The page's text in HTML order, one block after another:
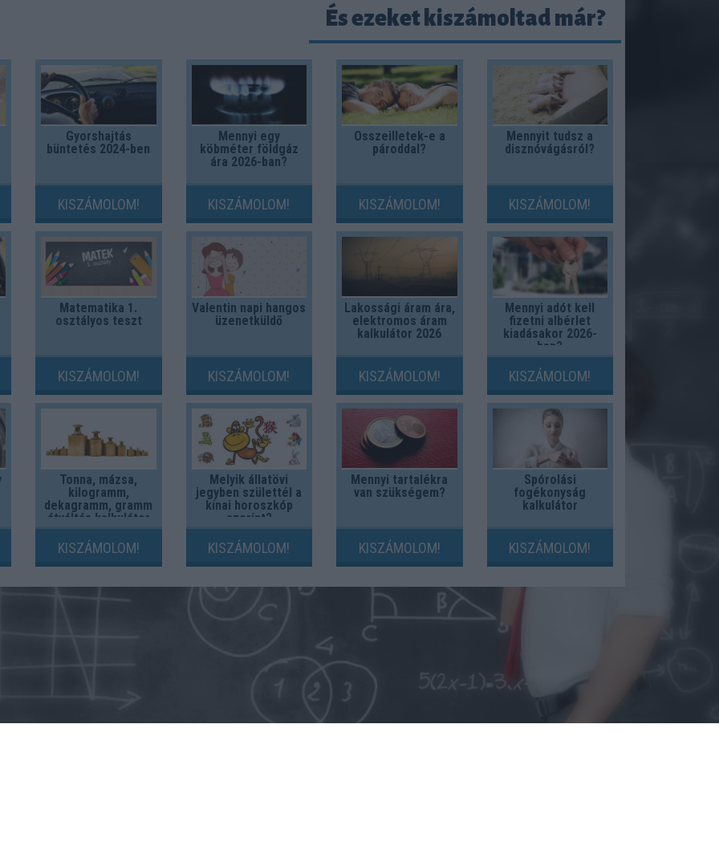
És ezeket kiszámoltad már?
Gyorshajtás
büntetés 2024-ben
KISZÁMOLOM!
Mennyi egy
köbméter földgáz
ára 2026-ban?
KISZÁMOLOM!
Összeilletek-e a
pároddal?
KISZÁMOLOM!
Mennyit tudsz a
disznóvágásról?
KISZÁMOLOM!
Matematika 1.
osztályos teszt
KISZÁMOLOM!
Valentin napi hangos
üzenetküldő
KISZÁMOLOM!
Lakossági áram ára,
elektromos áram
kalkulátor 2026
KISZÁMOLOM!
Mennyi adót kell
fizetni albérlet
kiadásakor 2026-
ban?
KISZÁMOLOM!
Tonna, mázsa,
kilogramm,
dekagramm, gramm
átváltás kalkulátor
KISZÁMOLOM!
Melyik állatövi
jegyben születtél a
kínai horoszkóp
szerint?
KISZÁMOLOM!
Mennyi tartalékra
van szükségem?
KISZÁMOLOM!
Spórolási
fogékonyság
kalkulátor
KISZÁMOLOM!